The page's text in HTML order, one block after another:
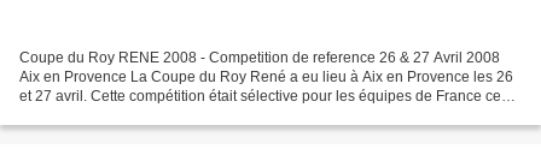
Coupe du Roy RENE 2008 - Competition de reference 26 & 27 Avril 2008
Aix en Provence La Coupe du Roy René a eu lieu à Aix en Provence les 26
et 27 avril. Cette compétition était sélective pour les équipes de France ce